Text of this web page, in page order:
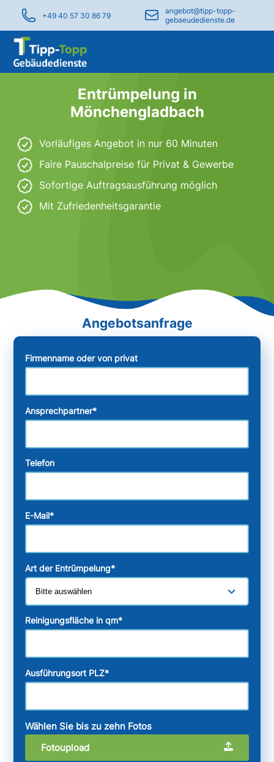
+49 40 57 30 86 79
angebot@tipp-topp-
gebaeudedienste.de
Entrümpelung in
Mönchengladbach
Vorläufiges Angebot in nur 60 Minuten
Faire Pauschalpreise für Privat & Gewerbe
Sofortige Auftragsausführung möglich
Mit Zufriedenheitsgarantie
Firmenname oder von privat
Ansprechpartner*
Telefon
E-Mail*
Art der Entrümpelung*
Reinigungsfläche in qm*
Ausführungsort PLZ*
Wählen Sie bis zu zehn Fotos
Fotoupload